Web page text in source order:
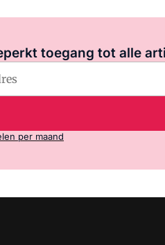
toegang tot alle
per maand